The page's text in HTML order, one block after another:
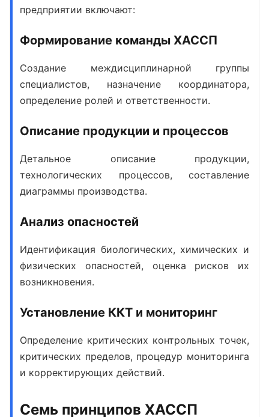
предприятии включают:
Формирование команды ХАССП
Создание междисциплинарной группы
специалистов, назначение координатора,
определение ролей и ответственности.
Описание продукции и процессов
Детальное описание продукции,
технологических процессов, составление
диаграммы производства.
Анализ опасностей
Идентификация биологических, химических и
физических опасностей, оценка рисков их
возникновения.
Установление ККТ и мониторинг
Определение критических контрольных точек,
критических пределов, процедур мониторинга
и корректирующих действий.
Семь принципов ХАССП